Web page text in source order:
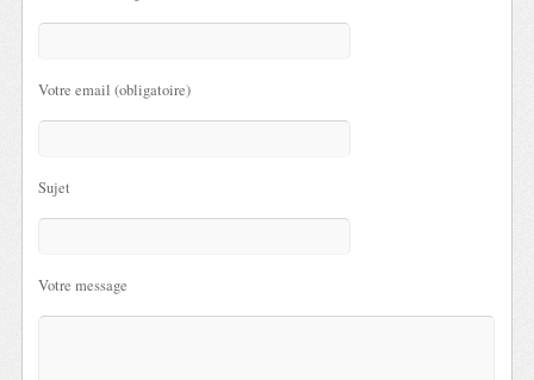
Votre email (obligatoire)
Sujet
Votre message